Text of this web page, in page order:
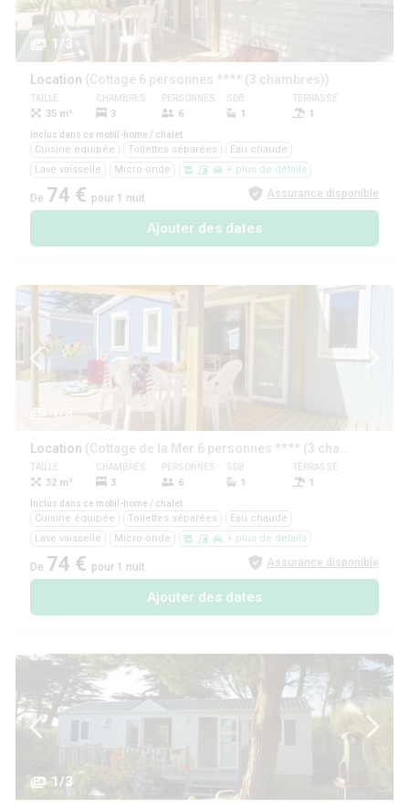
1/3
Location (Cottage 6 personnes **** (3 chambres))
TAILLE
35 m²
CHAMBRES
3
PERSONNES
6
SDB
1
TERRASSE
1
Inclus dans ce mobil-home / chalet
Cuisine équipée Toilettes séparées
Eau chaude
Lave vaisselle
Micro-onde + plus de détails
De 74 € pour 1 nuit Assurance disponible
Ajouter des dates
1/3
Location (Cottage de la Mer 6 personnes **** (3 chambres))
TAILLE
32 m²
CHAMBRES
3
PERSONNES
6
SDB
1
TERRASSE
1
Inclus dans ce mobil-home / chalet
Cuisine équipée Toilettes séparées
Eau chaude
Lave vaisselle
Micro-onde + plus de détails
De 74 € pour 1 nuit Assurance disponible
Ajouter des dates
1/3